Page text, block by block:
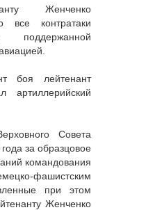
Женченко
все контратаки
поддержанной
боя лейтенант
артиллерийский
Совета
за образцовое
командования
фашистским
при этом
Женченко